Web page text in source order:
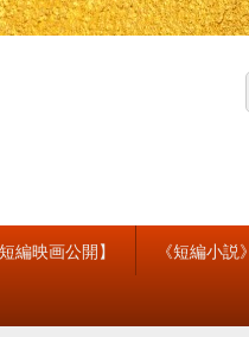
編映画公開】 《短編小説》